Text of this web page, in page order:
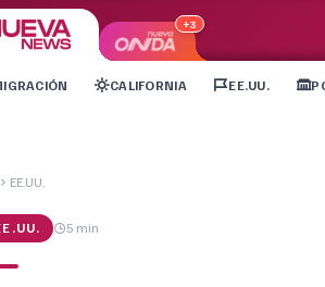
+3
CALIFORNIA EE.UU.
EE.UU.
5 min